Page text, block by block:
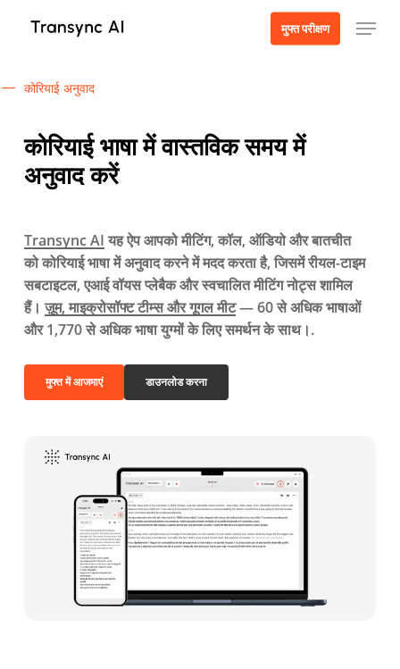
मुफ्त परीक्षण मेनू
कोरियाई अनुवाद
कोरियाई भाषा में वास्तविक समय में
अनुवाद करें
Transync AIयह ऐप आपको मीटिंग, कॉल, ऑडियो और बातचीत
को कोरियाई भाषा में अनुवाद करने में मदद करता है, जिसमें रीयल-टाइम
सबटाइटल, एआई वॉयस प्लेबैक और स्वचालित मीटिंग नोट्स शामिल
हैं।ज़ूम, माइक्रोसॉफ्ट टीम्स और गूगल मीट— 60 से अधिक भाषाओं
और 1,770 से अधिक भाषा युग्मों के लिए समर्थन के साथ।.
मुफ्त में आजमाएं डाउनलोड करना